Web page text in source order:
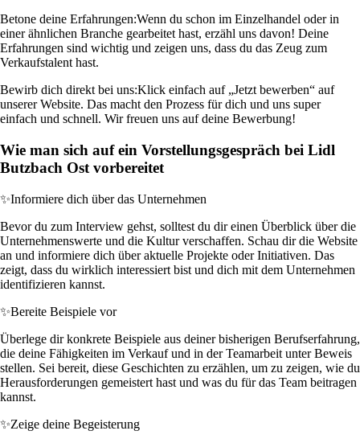
Betone deine Erfahrungen:Wenn du schon im Einzelhandel oder in
einer ähnlichen Branche gearbeitet hast, erzähl uns davon! Deine
Erfahrungen sind wichtig und zeigen uns, dass du das Zeug zum
Verkaufstalent hast.
Bewirb dich direkt bei uns:Klick einfach auf „Jetzt bewerben“ auf
unserer Website. Das macht den Prozess für dich und uns super
einfach und schnell. Wir freuen uns auf deine Bewerbung!
Wie man sich auf ein Vorstellungsgespräch bei Lidl
Butzbach Ost vorbereitet
✨Informiere dich über das Unternehmen
Bevor du zum Interview gehst, solltest du dir einen Überblick über die
Unternehmenswerte und die Kultur verschaffen. Schau dir die Website
an und informiere dich über aktuelle Projekte oder Initiativen. Das
zeigt, dass du wirklich interessiert bist und dich mit dem Unternehmen
identifizieren kannst.
✨Bereite Beispiele vor
Überlege dir konkrete Beispiele aus deiner bisherigen Berufserfahrung,
die deine Fähigkeiten im Verkauf und in der Teamarbeit unter Beweis
stellen. Sei bereit, diese Geschichten zu erzählen, um zu zeigen, wie du
Herausforderungen gemeistert hast und was du für das Team beitragen
kannst.
✨Zeige deine Begeisterung